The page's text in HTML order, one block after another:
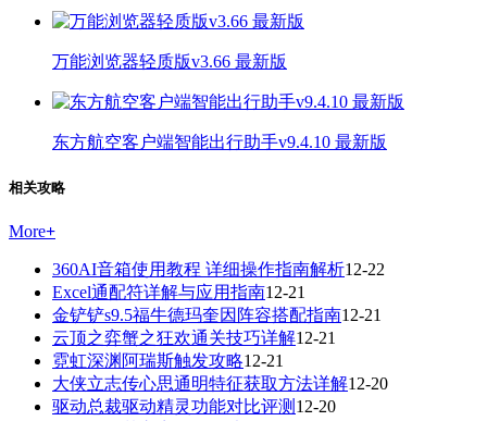
万能浏览器轻质版v3.66 最新版
东方航空客户端智能出行助手v9.4.10 最新版
相关攻略
More+
360AI音箱使用教程 详细操作指南解析12-22
Excel通配符详解与应用指南12-21
金铲铲s9.5福牛德玛奎因阵容搭配指南12-21
云顶之弈蟹之狂欢通关技巧详解12-21
霓虹深渊阿瑞斯触发攻略12-21
大侠立志传心思通明特征获取方法详解12-20
驱动总裁驱动精灵功能对比评测 12-20